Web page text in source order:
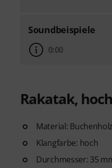
Soundbeispiele
0:00
Rakatak,
Material: Buchenholz
Klangfarbe: hoch
Durchmesser: 35